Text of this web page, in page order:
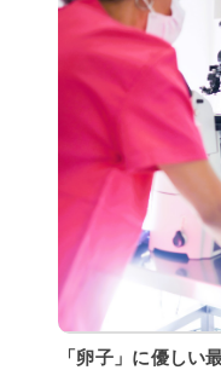
「卵子」に優しい